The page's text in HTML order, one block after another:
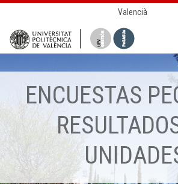
Valencià
ENCUESTAS